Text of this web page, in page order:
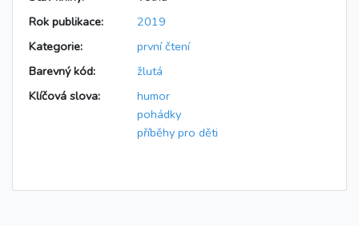
Rok publikace:
2019
Kategorie:
první čtení
Barevný kód:
žlutá
Klíčová slova:
humor
pohádky
příběhy pro děti